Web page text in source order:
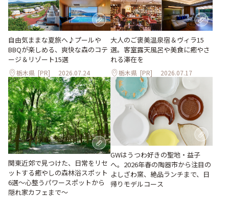
自由気ままな夏旅へ♪プールや
BBQが楽しめる、爽快な森のコテ
ージ＆リゾート15選
栃木県 [PR] 2026.07.24
大人のご褒美温泉宿＆ヴィラ15
選。客室露天風呂や美食に癒やさ
れる滞在を
栃木県 [PR] 2026.07.17
関東近郊で見つけた、日常をリセ
ットする癒やしの森林浴スポット
6選～心整うパワースポットから
隠れ家カフェまで～
GWはうつわ好きの聖地・益子
へ。2026年春の陶器市から注目の
よしざわ窯、絶品ランチまで、日
帰りモデルコース